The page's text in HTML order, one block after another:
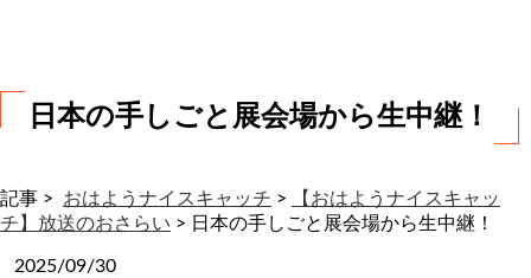
日本の手しごと展会場から生中継！
記事 > おはようナイスキャッチ >
【おはようナイスキャッ
チ】放送のおさらい > 日本の手しごと展会場から生中継！
2025/09/30